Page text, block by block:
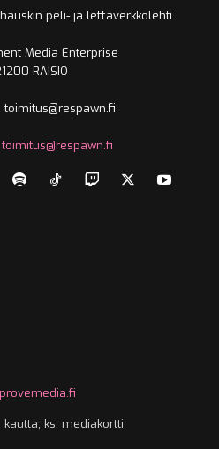
peli- ja leffaverkkolehti.
Media Enterprise
RAISIO
toimitus@respawn.fi
ks. mediakortti